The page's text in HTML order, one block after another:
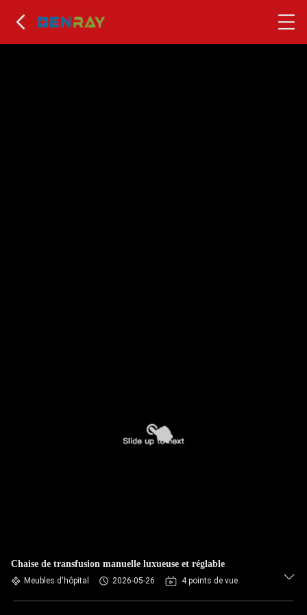
Chaise de transfusion manuelle luxueuse et réglable
Meubles d'hôpital 2026-05-26 4 points de vue